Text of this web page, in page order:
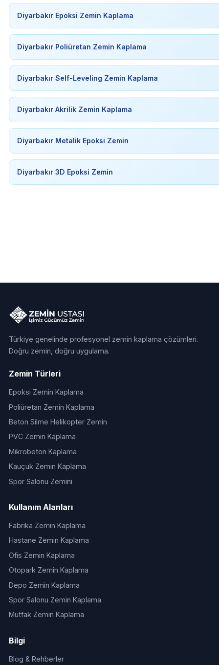
Diyarbakır Epoksi Zemin Kaplama
Diyarbakır Poliüretan Zemin Kaplama
Diyarbakır Self-Leveling Zemin Kaplama
Diyarbakır Akrilik Zemin Kaplama
Diyarbakır Metalik Epoksi Zemin
Diyarbakır 3D Epoksi Zemin
Türkiye genelinde profesyonel zemin kaplama çözümleri.
Doğru zemin, doğru uygulama.
Zemin Türleri
Epoksi Zemin Kaplama
Poliüretan Zemin Kaplama
Beton Silme Helikopter Zemin
PVC Zemin Kaplama
Mikrobeton Kaplama
Kauçuk Zemin Kaplama
Spor Salonu Zemini
Kullanım Alanları
Fabrika Zemin Kaplama
Hastane Zemin Kaplama
Ofis Zemin Kaplama
Otopark Zemin Kaplama
Depo Zemin Kaplama
Spor Salonu Zemin Kaplama
Mutfak Zemin Kaplama
Bilgi
Blog & Rehberler